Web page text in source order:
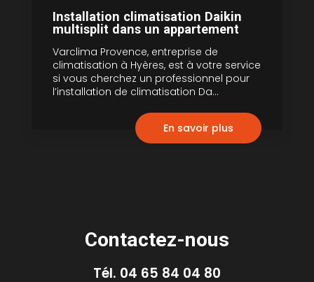
Installation climatisation Daikin
multisplit dans un appartement
Varclima Provence, entreprise de
climatisation à Hyères, est à votre service
si vous cherchez un professionnel pour
l’installation de climatisation Da...
En savoir plus
Contactez-nous
Tél. 04 65 84 04 80